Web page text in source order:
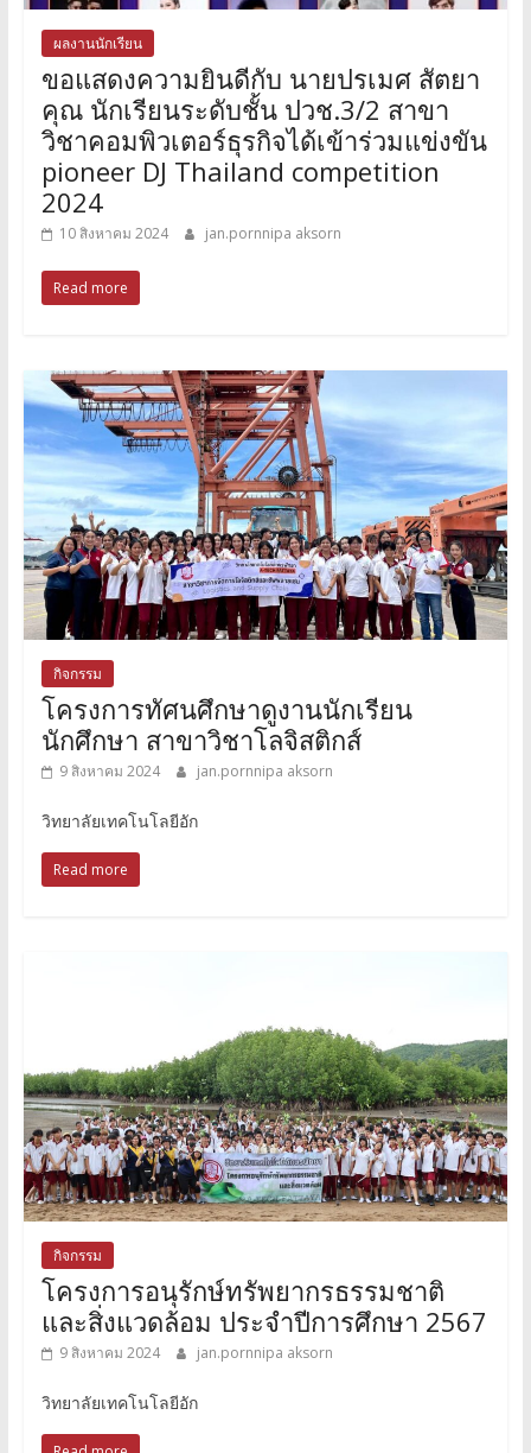
ผลงานนักเรียน
ขอแสดงความยินดีกับ นายปรเมศ สัตยา
คุณ นักเรียนระดับชั้น ปวช.3/2 สาขา
วิชาคอมพิวเตอร์ธุรกิจได้เข้าร่วมแข่งขัน
pioneer DJ Thailand competition
2024
10 สิงหาคม 2024 jan.pornnipa aksorn
Read more
กิจกรรม
โครงการทัศนศึกษาดูงานนักเรียน
นักศึกษา สาขาวิชาโลจิสติกส์
9 สิงหาคม 2024 jan.pornnipa aksorn
วิทยาลัยเทคโนโลยีอัก
Read more
กิจกรรม
โครงการอนุรักษ์ทรัพยากรธรรมชาติ
และสิ่งแวดล้อม ประจำปีการศึกษา 2567
9 สิงหาคม 2024 jan.pornnipa aksorn
วิทยาลัยเทคโนโลยีอัก